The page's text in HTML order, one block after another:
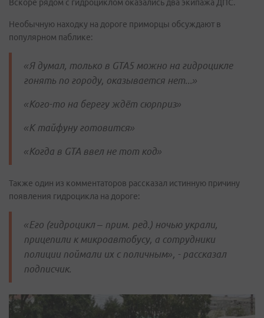
Вскоре рядом с гидроциклом оказались два экипажа ДПС.
Необычную находку на дороге приморцы обсуждают в
популярном паблике:
«Я думал, только в GTA5 можно на гидроцикле
гонять по городу, оказывается нет...»
«Кого-то на берегу ждёт сюрприз»
«К тайфуну готовится»
«Когда в GTA ввел не тот код»
Также один из комментаторов рассказал истинную причину
появления гидроцикла на дороге:
«Его (гидроцикл – прим. ред.) ночью украли,
прицепили к микроавтобусу, а сотрудники
полиции поймали их с поличным», - рассказал
подписчик.